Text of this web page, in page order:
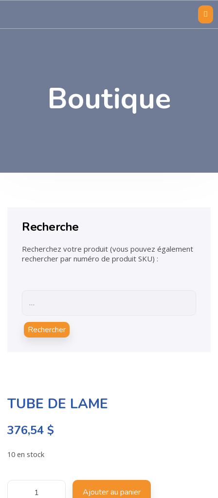
Boutique
TUBE DE LAME
376,54 $
10 en stock
Ajouter au panier
Recherche
Recherchez votre produit (vous pouvez également
rechercher par numéro de produit SKU) :
Rechercher